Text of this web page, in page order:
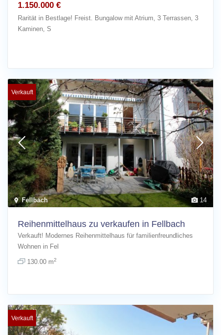
1.150.000 €
Rarität in Bestlage! Freist. Bungalow mit Atrium, 3 Terrassen, 3
Kaminen, S
14
Fellbach
Verkauft
Reihenmittelhaus zu verkaufen in Fellbach
Verkauft! Modernes Reihenmittelhaus für familienfreundliches
Wohnen in Fel
130.00 m2
Verkauft